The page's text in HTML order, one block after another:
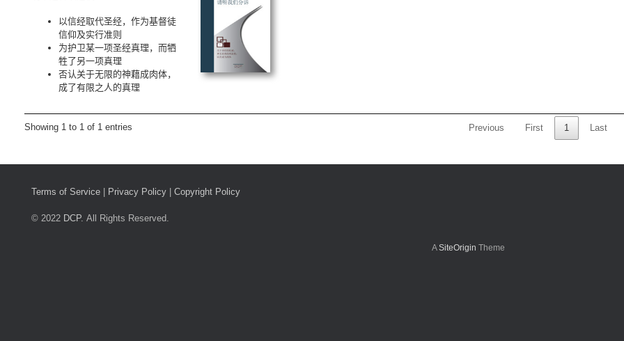
以信经取代圣经，作为基督徒
信仰及实行准则
为护卫某一项圣经真理，而牺
牲了另一项真理
否认关于无限的神藉成肉体，
成了有限之人的真理
Showing 1 to 1 of 1 entries First
Previous 1 Last
Terms of Service Privacy Policy Copyright Policy
© 2022 DCP. All Rights Reserved.
ASiteOrigin Theme